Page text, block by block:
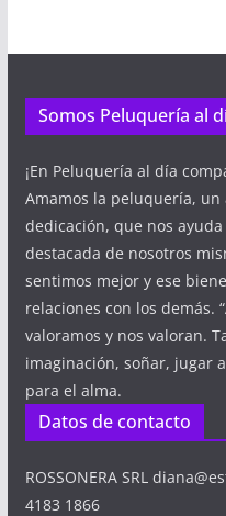
Somos Peluquería al
¡En Peluquería al día
Amamos la peluquería,
dedicación, que nos
destacada de nosotros
sentimos mejor y ese
relaciones con los demás.
valoramos y nos valoran.
imaginación, soñar, jugar
para el alma.
Datos de contacto
ROSSONERA SRL
4183 1866